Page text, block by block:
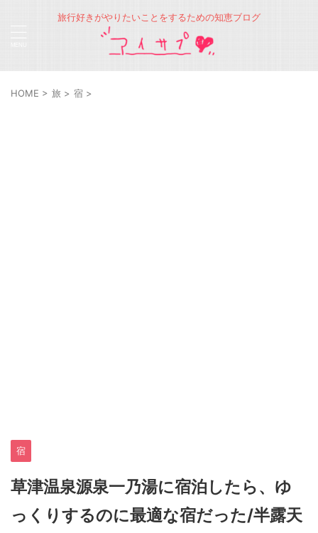
旅行好きがやりたいことをするための知恵ブログ
HOME > 旅 > 宿 >
宿
草津温泉源泉一乃湯に宿泊したら、ゆ
っくりするのに最適な宿だった/半露天